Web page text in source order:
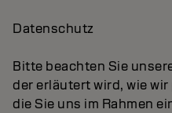
Datenschutz
Bitte beachten Sie
der erläutert wird, wie
die Sie uns im Rahmen